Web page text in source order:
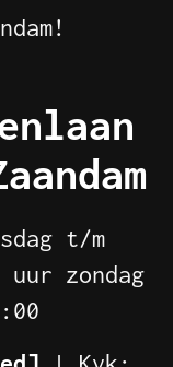
t/m
zondag